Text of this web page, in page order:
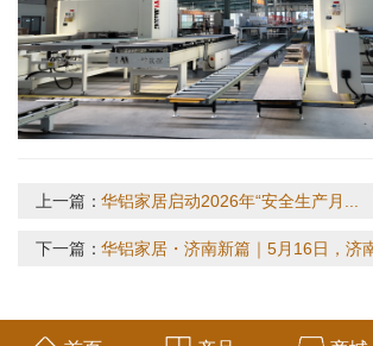
上一篇：华铝家居启动2026年“安全生产月...
下一篇：华铝家居・济南新篇｜5月16日，济